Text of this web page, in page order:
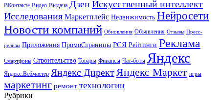
ВКонтакте Видео Выдача ДзенИскусственный интеллект
Исследования Маркетплейс Недвижимость Нейросети
Новости компаний Обновления Объявления Отзывы Пресс-
релизы Приложения ПромоСтраницы РСЯ Рейтинги Реклама
Смартфоны Строительство Товары Финансы Чат-боты Яндекс
Яндекс.Вебмастер Яндекс Директ Яндекс Маркет игры
маркетинг ремонт технологии
Рубрики